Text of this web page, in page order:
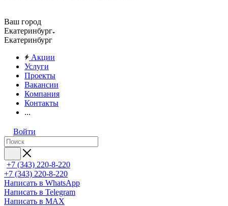
Ваш город
Екатеринбург
Екатеринбург
Акции
Услуги
Проекты
Вакансии
Компания
Контакты
...
Войти
+7 (343) 220-8-220
+7 (343) 220-8-220
Написать в WhatsApp
Написать в Telegram
Написать в MAX